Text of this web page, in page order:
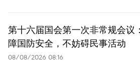
第十六届国会第一次非常规会议
障国防安全，不妨碍民事活动
08/08/2026 08:16